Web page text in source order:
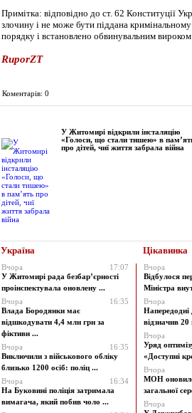
Примітка: відповідно до ст. 62 Конституції
злочину і не може бути піддана
порядку і встановлено обвинувальним
RuporZT
Коментарів: 0
У Житомирі відкрили інсталяцію
«Голоси, що стали тишею» в
про дітей, чиї життя забрала війна
Україна Цікавинка
Вчора
17:07
У Житомирі рада безбар’єрності
проінспектувала оновлену ...
Вчора
16:35
Влада Бородянки має
відшкодувати 4,4 млн грн за
фіктивн ...
Вчора
16:35
Виключили з військового обліку
близько 1200 осіб: поліц ...
Вчора
16:34
На Буковині поліція затримала
вимагача, який побив чоло ...
Вчора
Відбулося
Міністра
Вчора
відзначив
Вчора
Уряд
«Доступні
Вчора
МОН оновило
загальної
Вчора